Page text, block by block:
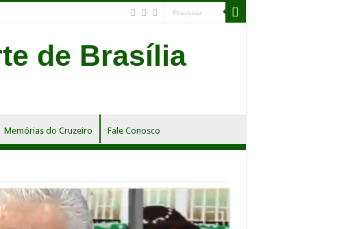
Memórias do Cruzeiro Fale Conosco